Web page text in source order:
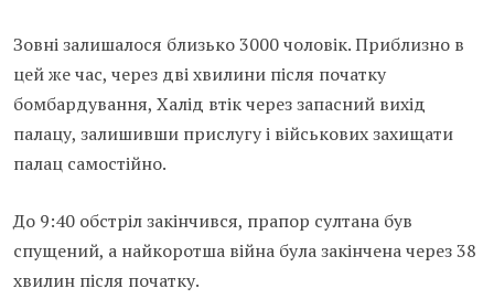
Зовні залишалося близько 3000 чоловік. Приблизно в
цей же час, через дві хвилини після початку
бомбардування, Халід втік через запасний вихід
палацу, залишивши прислугу і військових захищати
палац самостійно.
До 9:40 обстріл закінчився, прапор султана був
спущений, а найкоротша війна була закінчена через 38
хвилин після початку.